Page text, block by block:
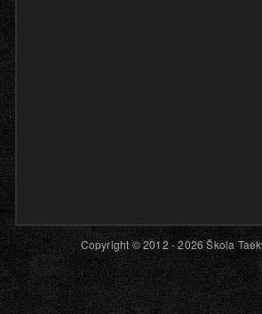
Copyright © 2012 - 2026 Škola